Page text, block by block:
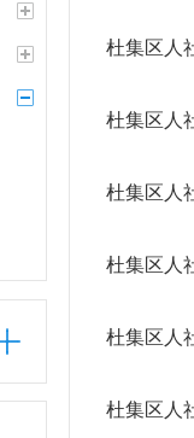
杜集区人
杜集区人
杜集区人
杜集区人
杜集区人
杜集区人